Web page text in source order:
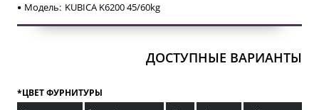
Модель: KUBICA K6200 45/60kg
ДОСТУПНЫЕ ВАРИАНТЫ
*ЦВЕТ ФУРНИТУРЫ